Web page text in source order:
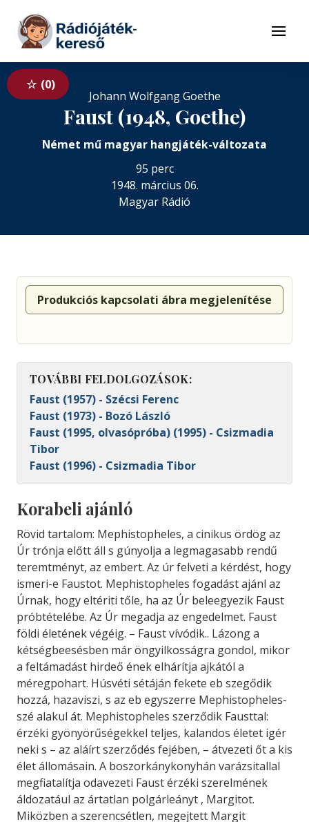
Tovább a tartalomhoz
Menü
0
Johann Wolfgang Goethe
Faust (1948, Goethe)
Német mű magyar hangjáték-változata
95 perc
1948. március 06.
Magyar Rádió
Produkciós kapcsolati ábra megjelenítése
TOVÁBBI FELDOLGOZÁSOK:
Faust (1957) - Szécsi Ferenc
Faust (1973) - Bozó László
Faust (1995, olvasópróba) (1995) - Csizmadia
Tibor
Faust (1996) - Csizmadia Tibor
Korabeli ajánló
Rövid tartalom: Mephistopheles, a cinikus ördög az
Úr trónja előtt áll s gúnyolja a legmagasabb rendű
teremtményt, az embert. Az úr felveti a kérdést, hogy
ismeri-e Faustot. Mephistopheles fogadást ajánl az
Úrnak, hogy eltériti tőle, ha az Úr beleegyezik Faust
próbtételébe. Az Úr megadja az engedelmet. Faust
földi életének végéig. – Faust vívódik.. Lázong a
kétségbeesésben már öngyilkosságra gondol, mikor
a feltámadást hirdeő ének elhárítja ajkától a
méregpohart. Húsvéti sétáján fekete eb szegődik
hozzá, hazaviszi, s az eb egyszerre Mephistopheles-
szé alakul át. Mephistopheles szerződik Fausttal:
érzéki gyönyörűségekkel teljes, kalandos életet igér
neki s – az aláírt szerződés fejében, – átvezeti őt a kis
élet állomásain. A boszorkánykonyhán varázsitallal
megfiatalítja odavezeti Faust érzéki szerelmének
áldozatául az ártatlan polgárleányt , Margitot.
Miközben a szerencsétlen, megejtett Margit